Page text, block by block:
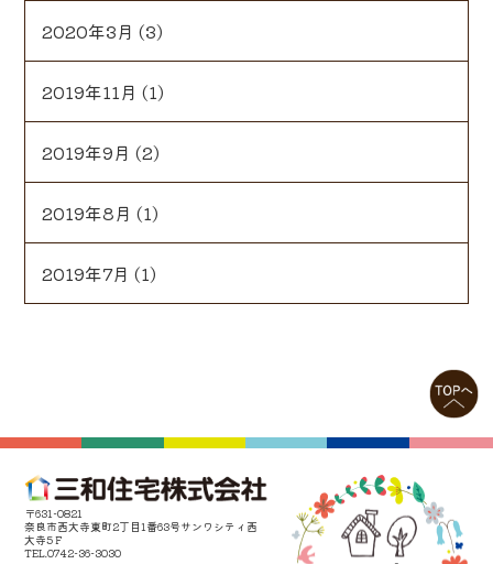
2020年3月 (3)
2019年11月 (1)
2019年9月 (2)
2019年8月 (1)
2019年7月 (1)
〒631-0821
奈良市西大寺東町2丁目1番63号サンワシティ西
大寺5Ｆ
TEL.0742-36-3030